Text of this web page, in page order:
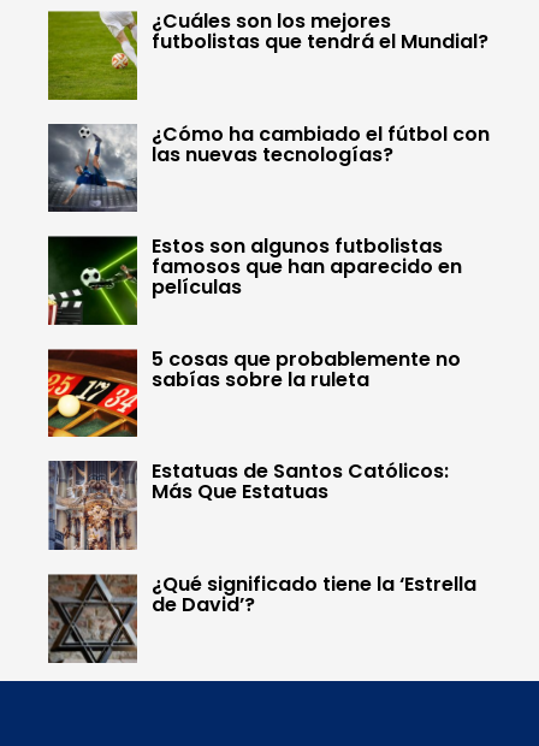
¿Cuáles son los mejores
futbolistas que tendrá el Mundial?
¿Cómo ha cambiado el fútbol con
las nuevas tecnologías?
Estos son algunos futbolistas
famosos que han aparecido en
películas
5 cosas que probablemente no
sabías sobre la ruleta
Estatuas de Santos Católicos:
Más Que Estatuas
¿Qué significado tiene la ‘Estrella
de David’?